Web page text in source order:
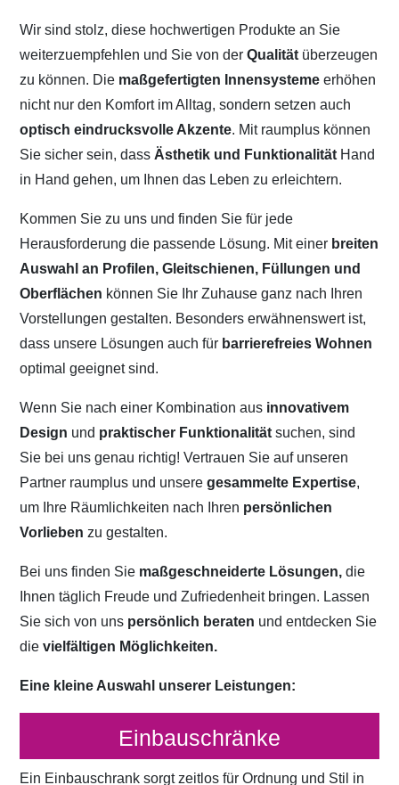
Wir sind stolz, diese hochwertigen Produkte an Sie
weiterzuempfehlen und Sie von derQualität überzeugen
zu können. Die maßgefertigten Innensystemeerhöhen
nicht nur den Komfort im Alltag, sondern setzen auch
optisch eindrucksvolle Akzente. Mit raumplus können
Sie sicher sein, dass Ästhetik und Funktionalität Hand
in Hand gehen, um Ihnen das Leben zu erleichtern.
Kommen Sie zu uns und finden Sie für jede
Herausforderung die passende Lösung. Mit einer breiten
Auswahl an Profilen, Gleitschienen, Füllungen und
Oberflächen können Sie Ihr Zuhause ganz nach Ihren
Vorstellungen gestalten. Besonders erwähnenswert ist,
dass unsere Lösungen auch für barrierefreies Wohnen
optimal geeignet sind.
Wenn Sie nach einer Kombination aus innovativem
Design und praktischer Funktionalitätsuchen, sind
Sie bei uns genau richtig! Vertrauen Sie auf unseren
Partner raumplus und unseregesammelte Expertise,
um Ihre Räumlichkeiten nach Ihren persönlichen
Vorliebenzu gestalten.
Bei uns finden Sie maßgeschneiderte Lösungen, die
Ihnen täglich Freude und Zufriedenheit bringen. Lassen
Sie sich von uns persönlich beraten und entdecken Sie
dievielfältigen Möglichkeiten.
Eine kleine Auswahl unserer Leistungen:
Einbauschränke
Ein Einbauschrank sorgt zeitlos für Ordnung und Stil in